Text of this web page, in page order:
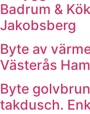
Badrum &
Jakobsberg
Byte av
Västerås
Byte
takdusch.